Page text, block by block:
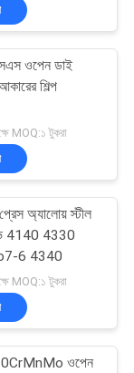
23
14
ওপেন ডাই
শিল্প
MOQ:১ টুকরা
অ্যালোয় স্টীল
4140 4330
6 4340
MOQ:১ টুকরা
ওপেন